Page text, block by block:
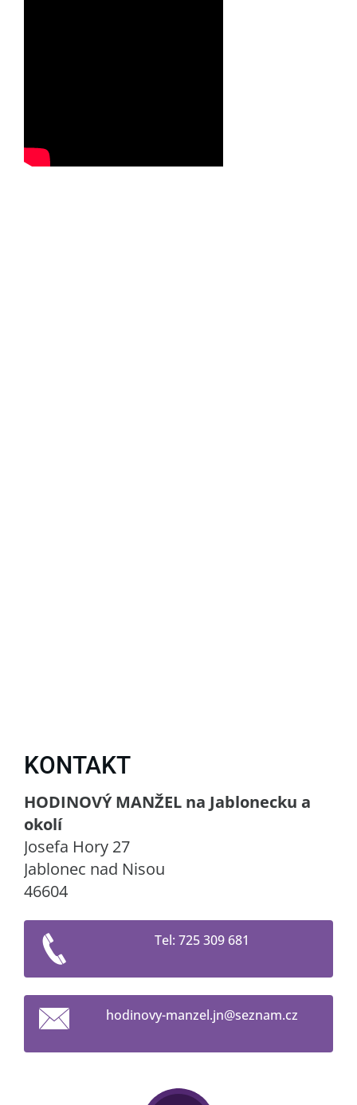
KONTAKT
HODINOVÝ MANŽEL na Jablonecku a
okolí
Josefa Hory 27
Jablonec nad Nisou
46604
Tel: 725 309 681
hodinovy-manzel.jn@seznam.cz